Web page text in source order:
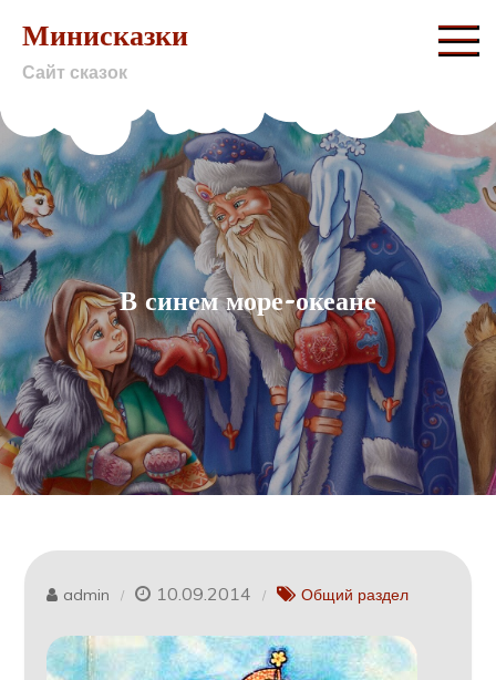
content
Минисказки
Сайт сказок
В синем море-океане
admin 10.09.2014 Общий раздел